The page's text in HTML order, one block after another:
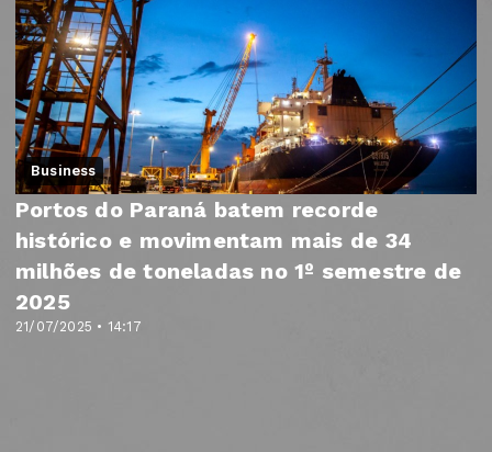
Business
21/07/2025 • 14:17
Portos do Paraná batem recorde
histórico e movimentam mais de 34
milhões de toneladas no 1º semestre de
2025